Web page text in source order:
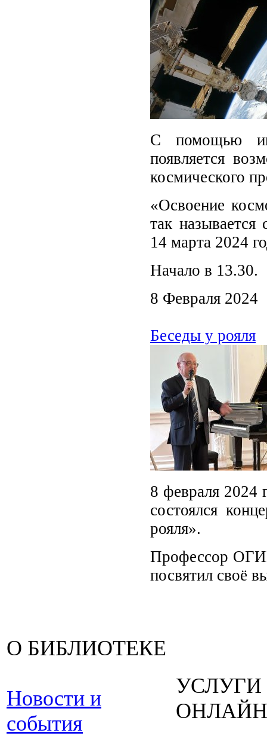
С помощью
появляется
космического
«Освоение
так называется
14 марта 2024
Начало в 13.30.
8 Февраля 2024
Беседы у рояля
8 февраля 2024
состоялся
рояля».
Профессор
посвятил своё
О БИБЛИОТЕКЕ
Новости и
события
УСЛУГИ
ОНЛАЙН